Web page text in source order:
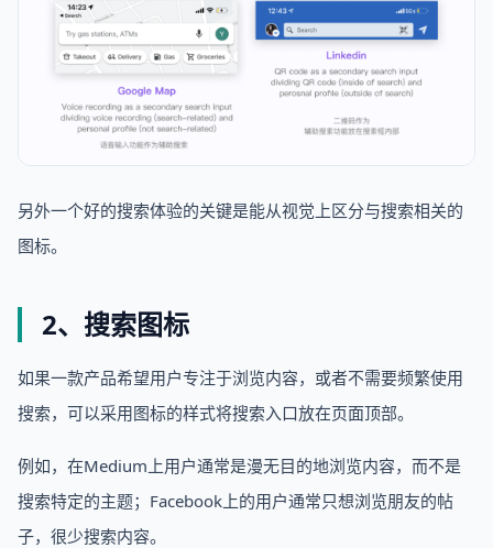
另外一个好的搜索体验的关键是能从视觉上区分与搜索相关的
图标。
2、搜索图标
如果一款产品希望用户专注于浏览内容，或者不需要频繁使用
搜索，可以采用图标的样式将搜索入口放在页面顶部。
例如，在Medium上用户通常是漫无目的地浏览内容，而不是
搜索特定的主题；Facebook上的用户通常只想浏览朋友的帖
子，很少搜索内容。